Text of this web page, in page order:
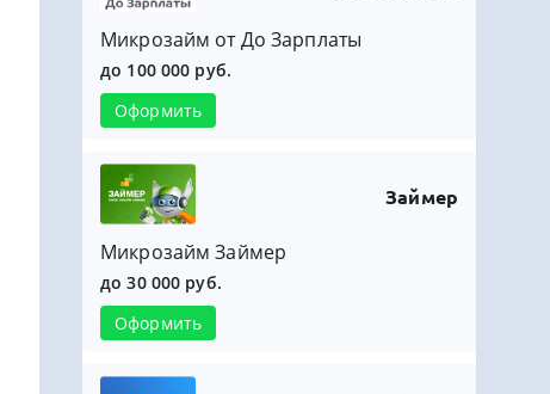
Микрозайм от До Зарплаты
до 100 000 руб.
Оформить
Займер
Микрозайм Займер
до 30 000 руб.
Оформить